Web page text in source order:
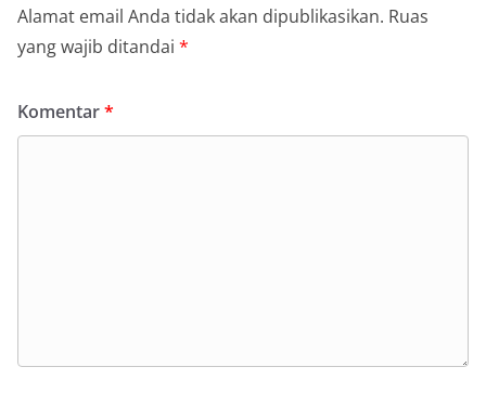
Alamat email Anda tidak akan dipublikasikan. Ruas
yang wajib ditandai *
Komentar*